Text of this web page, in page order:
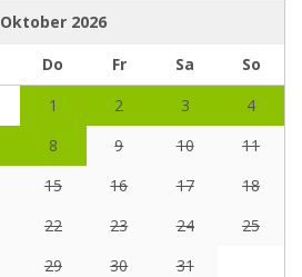
Oktober 2026
Do Fr Sa
So
1
2 3
4
8 9 10
11
15 16 17
18
22 23 24
25
29 30 31